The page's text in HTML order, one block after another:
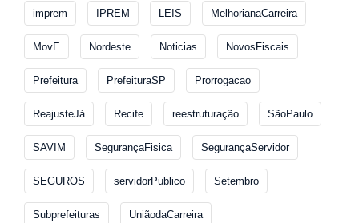
imprem IPREM LEIS MelhorianaCarreira
MovE Nordeste Noticias NovosFiscais
Prefeitura PrefeituraSP Prorrogacao
ReajusteJá Recife reestruturação SãoPaulo
SAVIM SegurançaFisica SegurançaServidor
SEGUROS servidorPublico Setembro
Subprefeituras UniãodaCarreira